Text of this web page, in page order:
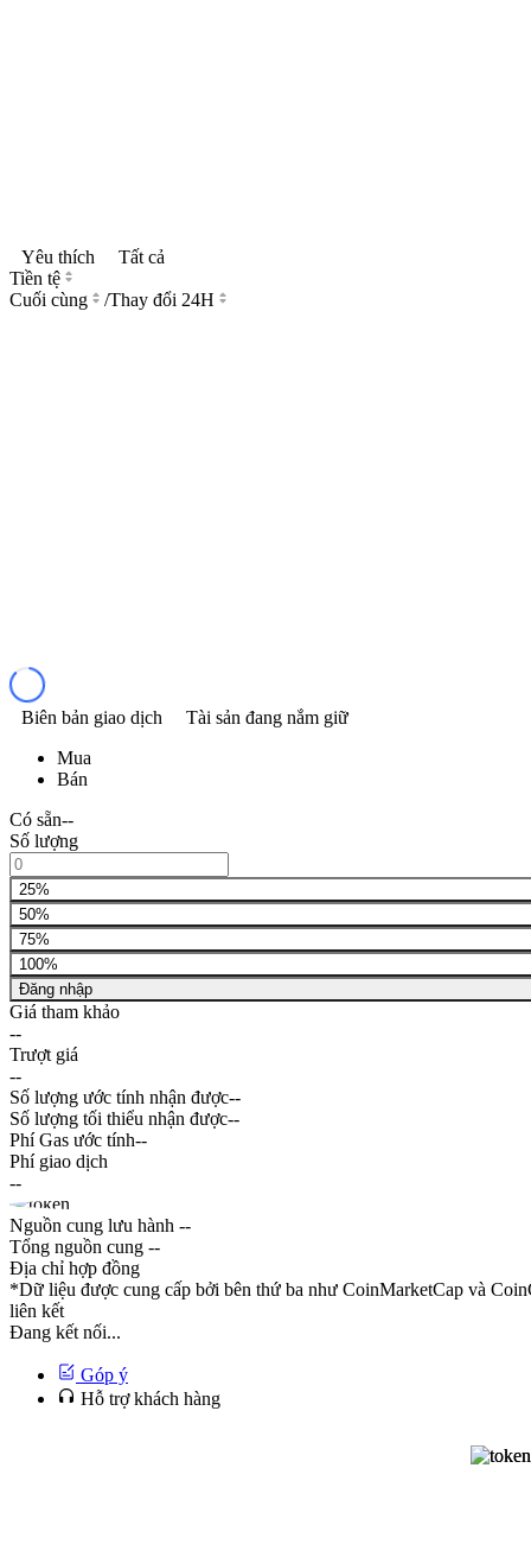
Yêu thích
Tất cả
Tiền tệ
Cuối cùng
/Thay đổi 24H
Biên bản giao dịch
Tài sản đang nắm giữ
Mua
Bán
Có sẵn--
Số lượng
25%
50%
75%
100%
Đăng nhập
Giá tham khảo
--
Trượt giá
--
Số lượng ước tính nhận được--
Số lượng tối thiểu nhận được--
Phí Gas ước tính--
Phí giao dịch
--
Nguồn cung lưu hành --
Tổng nguồn cung --
Địa chỉ hợp đồng
*Dữ liệu được cung cấp bởi bên thứ ba như CoinMarketCap và
liên kết
Đang kết nối...
Góp ý
Hỗ trợ khách hàng